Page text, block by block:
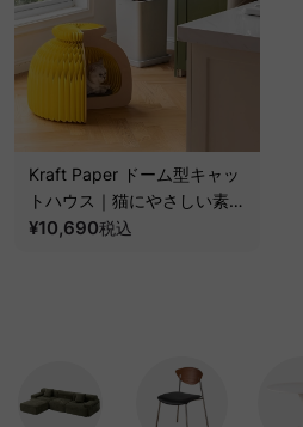
Kraft Paper ドーム型キャッ
トハウス｜猫にやさしい素材
と通気性に優れたユニークデ
¥10,690税込